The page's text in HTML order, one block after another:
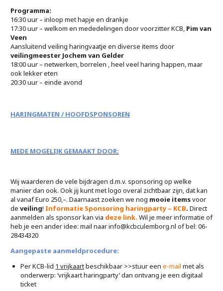
Programma:
16:30 uur – inloop met hapje en drankje
17:30 uur – welkom en mededelingen door voorzitter KCB, Pim van
Veen
Aansluitend veiling haringvaatje en diverse items door
veilingmeester Jochem van Gelder
18:00 uur – netwerken, borrelen , heel veel haring happen, maar
ook lekker eten
20:30 uur – einde avond
HARINGMATEN / HOOFDSPONSOREN
MEDE MOGELIJK GEMAAKT DOOR:
Wij waarderen de vele bijdragen d.m.v. sponsoring op welke
manier dan ook. Ook jij kunt met logo overal zichtbaar zijn, dat kan
al vanaf Euro 250,–. Daarnaast zoeken we nog mooie itemsvoor
de veiling! Informatie Sponsoring haringparty – KCB. Direct
aanmelden als sponsor kan via deze link. Wil je meer informatie of
heb je een ander idee: mail naar info@kcbculemborg.nl of bel: 06-
28434320
Aangepaste aanmeldprocedure:
Per KCB-lid 1 vrijkaartbeschikbaar >>stuur een e-mail met als
onderwerp: ‘vrijkaart haringparty’ dan ontvang je een digitaal
ticket